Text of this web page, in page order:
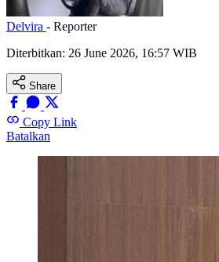
Delvira - Reporter
Diterbitkan: 26 June 2026, 16:57 WIB
Share
Copy Link
Batalkan